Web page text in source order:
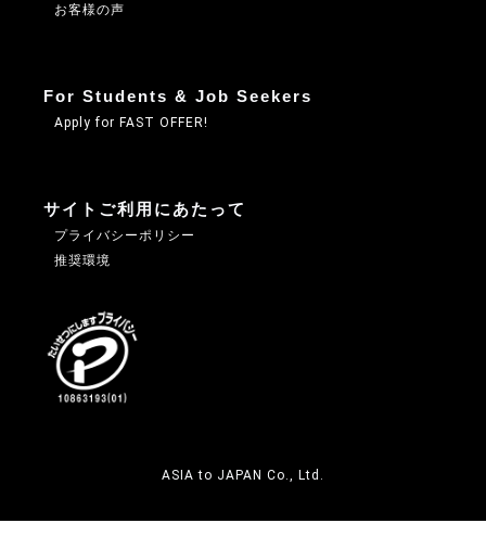
お客様の声
For Students & Job Seekers
Apply for FAST OFFER!
サイトご利用にあたって
プライバシーポリシー
推奨環境
ASIA to JAPAN Co., Ltd.